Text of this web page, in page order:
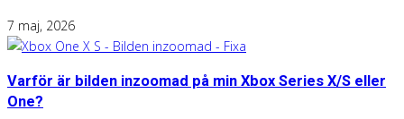
7 maj, 2026
Varför är bilden inzoomad på min Xbox Series X/S eller
One?